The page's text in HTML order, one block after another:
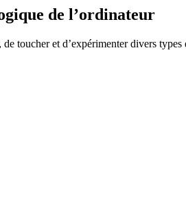
de l’ordinateur
toucher et d’expérimenter divers